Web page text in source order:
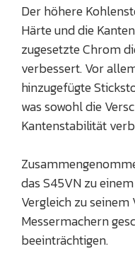
Der höhere
Härte und die
zugesetzte Chrom
verbessert. Vor
hinzugefügte
was sowohl die
Kantenstabilität
das S45VN zu
Vergleich zu seinem
Messermachern
beeinträchtigen.